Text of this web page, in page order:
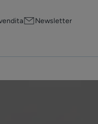
Newsletter